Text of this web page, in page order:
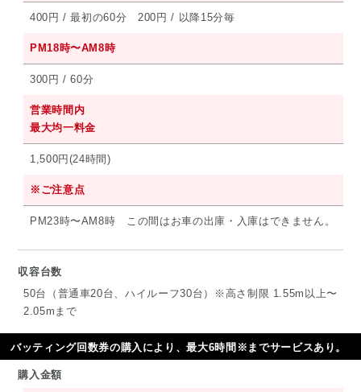
400円 / 最初の60分 200円 / 以降15分毎
PM18時〜AM8時
300円 / 60分
営業時間内
最大均一料金
1,500円(24時間)
※ご注意点
PM23時〜AM8時 この間はお車の出庫・入庫はできません。
収容台数
50台（普通車20台、ハイルーフ30台）※高さ制限 1.55m以上〜
2.05mまで
バッティング回数券の購入により、最大6時間※までサービスあり。
購入金額